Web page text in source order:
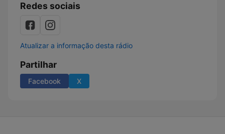
Redes sociais
Atualizar a informação desta rádio
Partilhar
Facebook X